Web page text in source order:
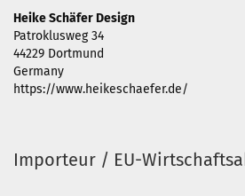
Heike Schäfer Design
Patroklusweg 34
44229 Dortmund
Germany
https://www.heikeschaefer.de/
Importeur / EU-